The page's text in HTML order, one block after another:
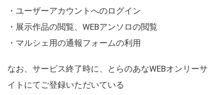
・ユーザーアカウントへのログイン
・展示作品の閲覧、WEBアンソロの閲覧
・マルシェ用の通報フォームの利用
なお、サービス終了時に、とらのあなWEBオンリーサ
イトにてご登録いただいている